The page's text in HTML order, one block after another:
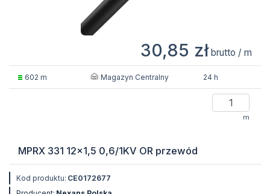
30,85 zł brutto / m
602 m Magazyn Centralny 24 h
m
MPRX 331 12x1,5 0,6/1KV OR przewód
Kod produktu: CE0172677